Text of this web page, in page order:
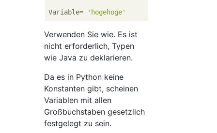
Variable= 'hogehoge'
Verwenden Sie wie. Es ist
nicht erforderlich, Typen
wie Java zu deklarieren.
Da es in Python keine
Konstanten gibt, scheinen
Variablen mit allen
Großbuchstaben gesetzlich
festgelegt zu sein.